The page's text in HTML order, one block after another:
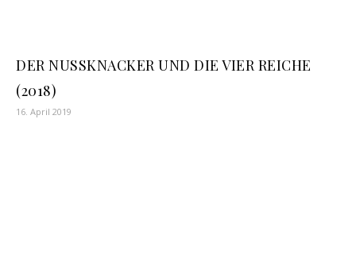
DER NUSSKNACKER UND DIE VIER REICHE
(2018)
16. April 2019